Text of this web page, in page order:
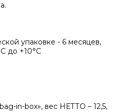
упаковке - 6 месяцев,
до +10°С
in-box», вес НЕТТО – 12,5,